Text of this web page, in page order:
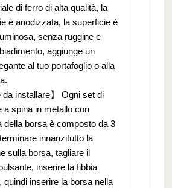
di ferro di alta qualità, la
è anodizzata, la superficie è
senza ruggine e
aggiunge un
al tuo portafoglio o alla
da installare】 Ogni set di
a spina in metallo con
della borsa è composto da 3
innanzitutto la
sulla borsa, tagliare il
inserire la fibbia
quindi inserire la borsa nella